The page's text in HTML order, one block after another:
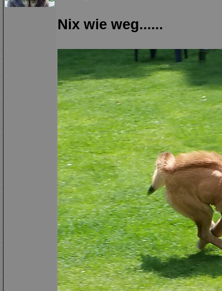
Nix wie weg......